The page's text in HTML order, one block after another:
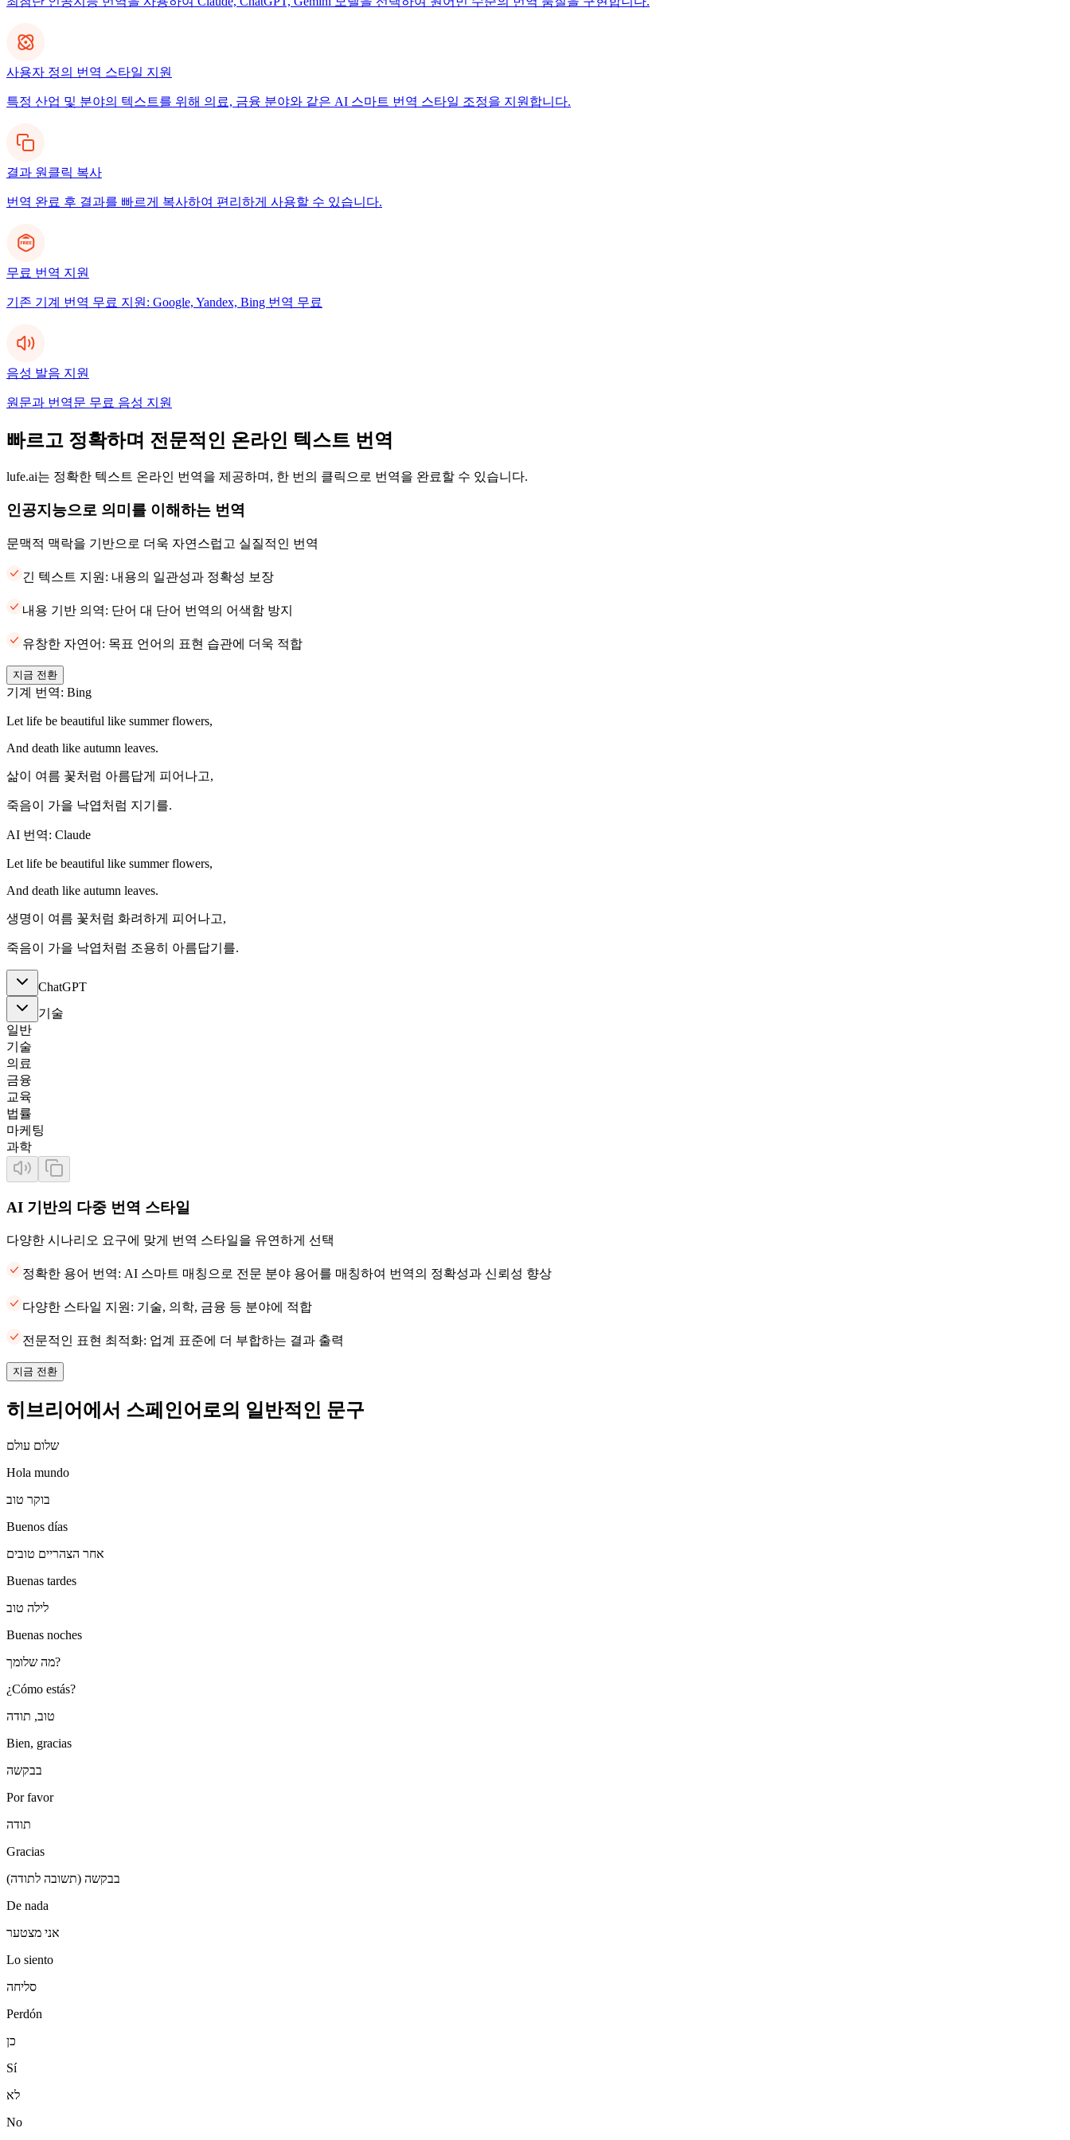
사용자 정의 번역 스타일 지원
특정 산업 및 분야의 텍스트를 위해 의료, 금융 분야와 같은 AI 스마트 번역 스타일 조정을 지원합니다.
결과 원클릭 복사
번역 완료 후 결과를 빠르게 복사하여 편리하게 사용할 수 있습니다.
무료 번역 지원
기존 기계 번역 무료 지원: Google, Yandex, Bing 번역 무료
음성 발음 지원
원문과 번역문 무료 음성 지원
빠르고 정확하며 전문적인 온라인 텍스트 번역
lufe.ai는 정확한 텍스트 온라인 번역을 제공하며, 한 번의 클릭으로 번역을 완료할 수 있습니다.
인공지능으로 의미를 이해하는 번역
문맥적 맥락을 기반으로 더욱 자연스럽고 실질적인 번역
긴 텍스트 지원: 내용의 일관성과 정확성 보장
내용 기반 의역: 단어 대 단어 번역의 어색함 방지
유창한 자연어: 목표 언어의 표현 습관에 더욱 적합
지금 전환
기계 번역: Bing
Let life be beautiful like summer flowers,
And death like autumn leaves.
삶이 여름 꽃처럼 아름답게 피어나고,
죽음이 가을 낙엽처럼 지기를.
AI 번역: Claude
Let life be beautiful like summer flowers,
And death like autumn leaves.
생명이 여름 꽃처럼 화려하게 피어나고,
죽음이 가을 낙엽처럼 조용히 아름답기를.
ChatGPT
기술
일반
기술
의료
금융
교육
법률
마케팅
과학
AI 기반의 다중 번역 스타일
다양한 시나리오 요구에 맞게 번역 스타일을 유연하게 선택
정확한 용어 번역: AI 스마트 매칭으로 전문 분야 용어를 매칭하여 번역의 정확성과 신뢰성 향상
다양한 스타일 지원: 기술, 의학, 금융 등 분야에 적합
전문적인 표현 최적화: 업계 표준에 더 부합하는 결과 출력
지금 전환
히브리어에서 스페인어로의 일반적인 문구
שלום עולם
Hola mundo
בוקר טוב
Buenos días
אחר הצהריים טובים
Buenas tardes
לילה טוב
Buenas noches
מה שלומך?
¿Cómo estás?
טוב, תודה
Bien, gracias
בבקשה
Por favor
תודה
Gracias
בבקשה (תשובה לתודה)
De nada
אני מצטער
Lo siento
סליחה
Perdón
כן
Sí
לא
No